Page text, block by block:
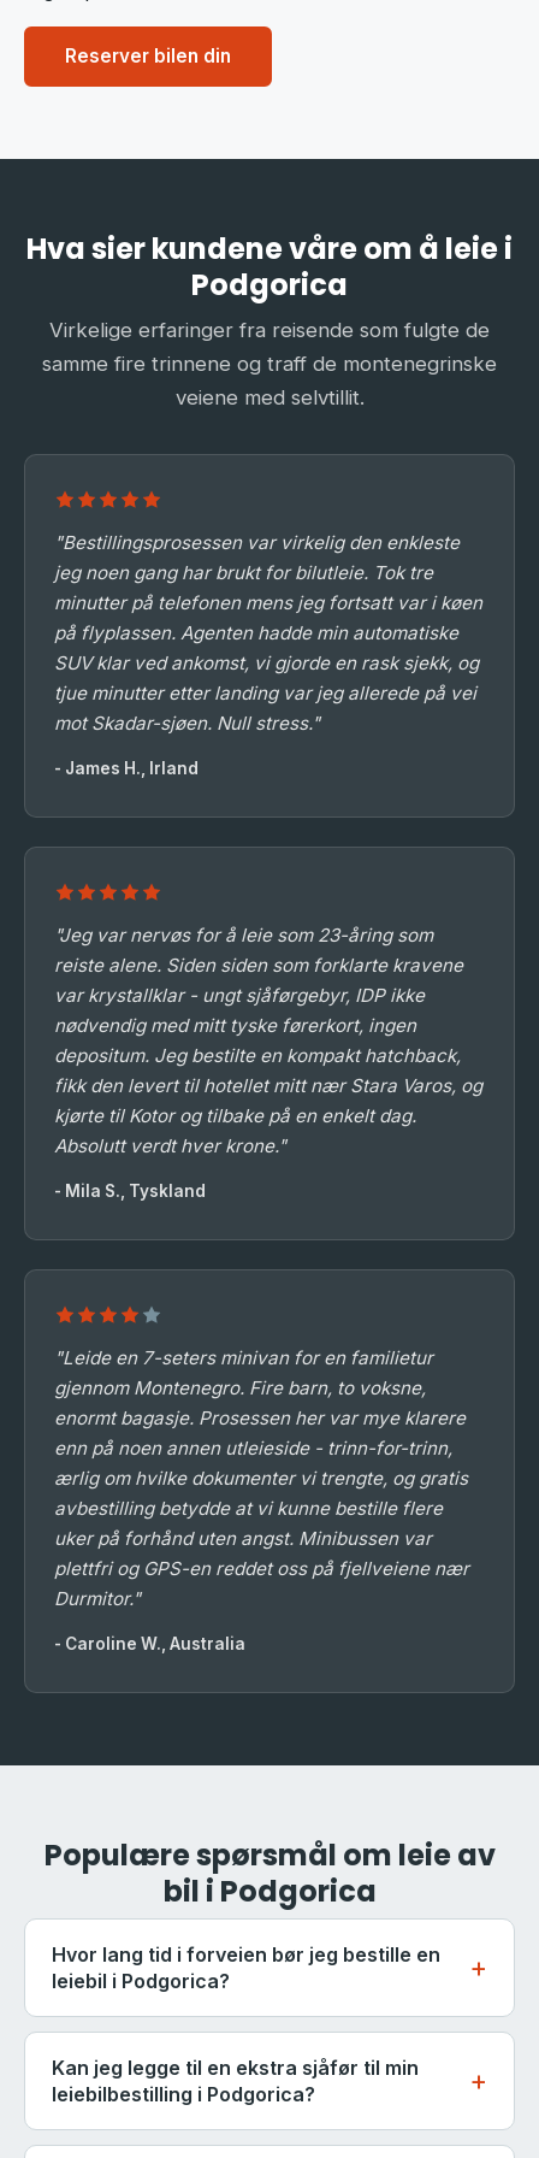
Reserver bilen din
Hva sier kundene våre om å leie i
Podgorica
Virkelige erfaringer fra reisende som fulgte de
samme fire trinnene og traff de montenegrinske
veiene med selvtillit.
"Bestillingsprosessen var virkelig den enkleste
jeg noen gang har brukt for bilutleie. Tok tre
minutter på telefonen mens jeg fortsatt var i køen
på flyplassen. Agenten hadde min automatiske
SUV klar ved ankomst, vi gjorde en rask sjekk, og
tjue minutter etter landing var jeg allerede på vei
mot Skadar-sjøen. Null stress."
- James H., Irland
"Jeg var nervøs for å leie som 23-åring som
reiste alene. Siden siden som forklarte kravene
var krystallklar - ungt sjåførgebyr, IDP ikke
nødvendig med mitt tyske førerkort, ingen
depositum. Jeg bestilte en kompakt hatchback,
fikk den levert til hotellet mitt nær Stara Varos, og
kjørte til Kotor og tilbake på en enkelt dag.
Absolutt verdt hver krone."
- Mila S., Tyskland
"Leide en 7-seters minivan for en familietur
gjennom Montenegro. Fire barn, to voksne,
enormt bagasje. Prosessen her var mye klarere
enn på noen annen utleieside - trinn-for-trinn,
ærlig om hvilke dokumenter vi trengte, og gratis
avbestilling betydde at vi kunne bestille flere
uker på forhånd uten angst. Minibussen var
plettfri og GPS-en reddet oss på fjellveiene nær
Durmitor."
- Caroline W., Australia
Populære spørsmål om leie av
bil i Podgorica
Hvor lang tid i forveien bør jeg bestille en
leiebil i Podgorica?
For reiser om sommeren (juni til august) anbefaler vi
å bestille minst 2-3 uker i forveien - spesielt for
automatiske biler, 7-seters minivans og biler med
høysesongen. For vår-, høst- og vinterreiser er noen
Kan jeg legge til en ekstra sjåfør til min
leiebilbestilling i Podgorica?
Ja. Ekstra sjåfører kan legges til ved bestilling eller